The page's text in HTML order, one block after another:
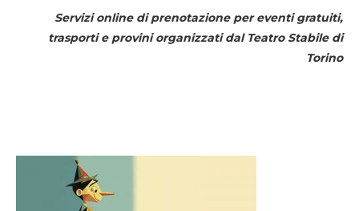
Servizi online di prenotazione per eventi gratuiti,
trasporti e provini organizzati dal Teatro Stabile di
Torino